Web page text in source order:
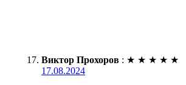
Виктор Прохоров : ★ ★ ★ ★ ★
17.08.2024